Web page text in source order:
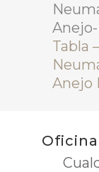
Tabla
Anejo